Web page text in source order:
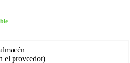
el proveedor)